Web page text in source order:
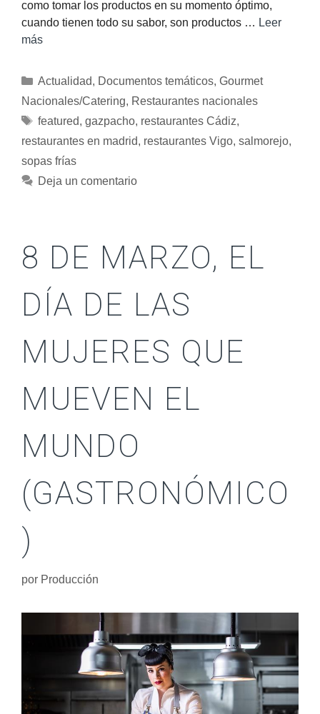
como tomar los productos en su momento óptimo,
cuando tienen todo su sabor, son productos … Leer
más
Actualidad, Documentos temáticos, Gourmet
Nacionales/Catering, Restaurantes nacionales
featured, gazpacho, restaurantes Cádiz,
restaurantes en madrid, restaurantes Vigo, salmorejo,
sopas frías
Deja un comentario
8 DE MARZO, EL
DÍA DE LAS
MUJERES QUE
MUEVEN EL
MUNDO
(GASTRONÓMICO
)
por Producción